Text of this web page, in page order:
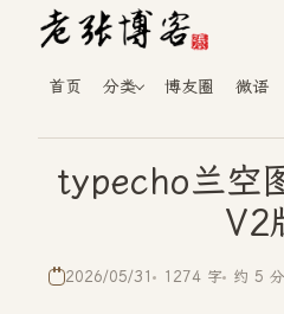
首页 分类 博友圈 微语
typecho兰空
V2
2026/05/31 1274 字 约 5